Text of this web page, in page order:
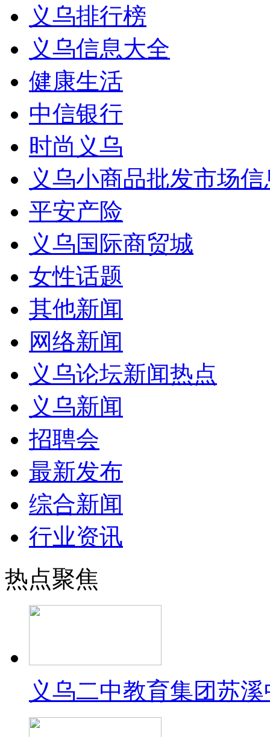
义乌排行榜
义乌信息大全
健康生活
中信银行
时尚义乌
义乌小商品批发市场
平安产险
义乌国际商贸城
女性话题
其他新闻
网络新闻
义乌论坛新闻热点
义乌新闻
招聘会
最新发布
综合新闻
行业资讯
热点聚焦
义乌二中教育集团苏